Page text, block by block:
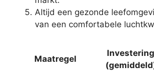
Altijd een gezonde
van een comfortabele
Maatregel
Investering